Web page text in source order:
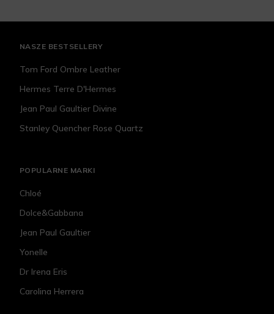
NASZE BESTSELLERY
Tom Ford Ombre Leather
Hermes Terre D'Hermes
Jean Paul Gaultier Divine
Stanley Quencher Rose Quartz
POPULARNE MARKI
Chloé
Dolce&Gabbana
Jean Paul Gaultier
Yonelle
Dr Irena Eris
Carolina Herrera